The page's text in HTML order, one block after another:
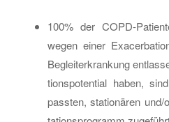
100% der COPD-
wegen einer
Be­glei­ter­kran­kung
ti­ons­po­ten­ti­al haben,
pass­ten, sta­tio­nä­ren